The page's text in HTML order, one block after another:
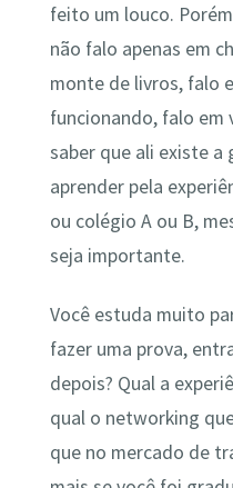
feito um louco.
não falo apenas em
monte de livros, falo
funcionando, falo em
saber que ali existe a
aprender pela
ou colégio A ou B,
seja importante.
Você estuda muito
fazer uma prova,
depois? Qual a
qual o networking
que no mercado de